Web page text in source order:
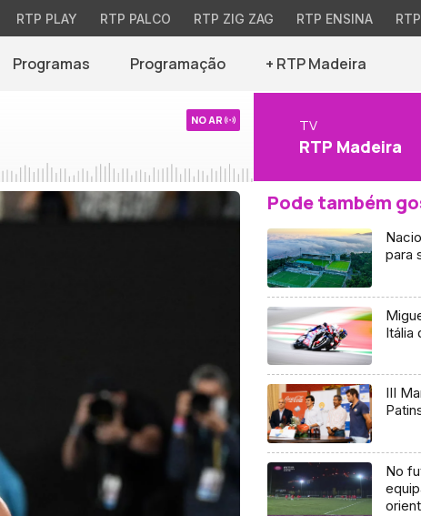
RTP PLAY RTP PALCO RTP ZIG ZAG RTP ENSINA
Programas Programação + RTP Madeira
NO AR TV
RTP Madeira
Pode também
para
Itália
III
No